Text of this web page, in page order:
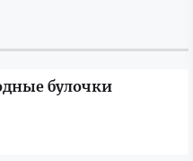
булочки